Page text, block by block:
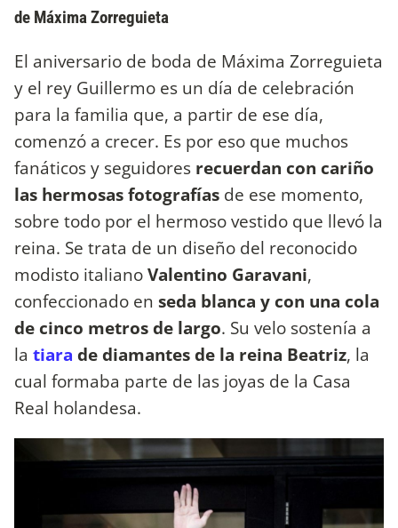
de Máxima Zorreguieta
El aniversario de boda de Máxima Zorreguieta
y el rey Guillermo es un día de celebración
para la familia que, a partir de ese día,
comenzó a crecer. Es por eso que muchos
fanáticos y seguidores recuerdan con cariño
las hermosas fotografías de ese momento,
sobre todo por el hermoso vestido que llevó la
reina. Se trata de un diseño del reconocido
modisto italianoValentino Garavani,
confeccionado en seda blanca y con una cola
de cinco metros de largo. Su velo sostenía a
la tiara de diamantes de la reina Beatriz, la
cual formaba parte de las joyas de la Casa
Real holandesa.